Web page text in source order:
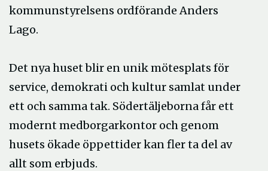
kommunstyrelsens ordförande Anders
Lago.
Det nya huset blir en unik mötesplats för
service, demokrati och kultur samlat under
ett och samma tak. Södertäljeborna får ett
modernt medborgarkontor och genom
husets ökade öppettider kan fler ta del av
allt som erbjuds.